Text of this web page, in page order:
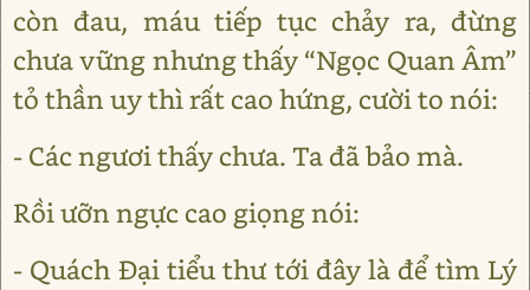
còn đau, máu tiếp tục chảy ra, đừng
chưa vững nhưng thấy “Ngọc Quan Âm”
tỏ thần uy thì rất cao hứng, cười to nói:
- Các ngươi thấy chưa. Ta đã bảo mà.
Rồi ưỡn ngực cao giọng nói:
- Quách Đại tiểu thư tới đây là để tìm Lý